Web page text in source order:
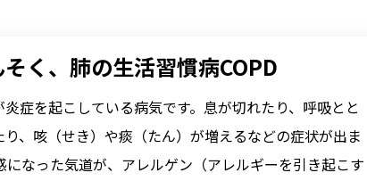
く、肺の生活習慣病COPD
症を起こしている病気です。息が切れたり、呼吸とと
、咳（せき）や痰（たん）が増えるなどの症状が出ま
なった気道が、アレルゲン（アレルギーを引き起こす